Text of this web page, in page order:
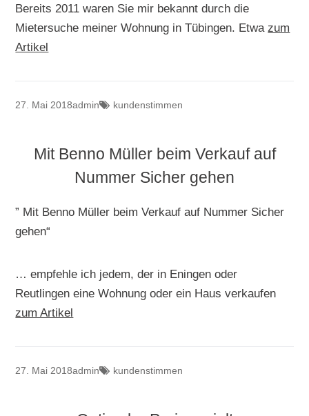
Bereits 2011 waren Sie mir bekannt durch die
Mietersuche meiner Wohnung in Tübingen. Etwazum
Artikel
27. Mai 2018admin kundenstimmen
Mit Benno Müller beim Verkauf auf
Nummer Sicher gehen
” Mit Benno Müller beim Verkauf auf Nummer Sicher
gehen“
… empfehle ich jedem, der in Eningen oder
Reutlingen eine Wohnung oder ein Haus verkaufen
zum Artikel
27. Mai 2018admin kundenstimmen